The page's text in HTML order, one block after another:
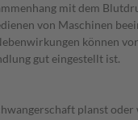
mit dem
von Maschinen
können
gut eingestellt ist.
planst